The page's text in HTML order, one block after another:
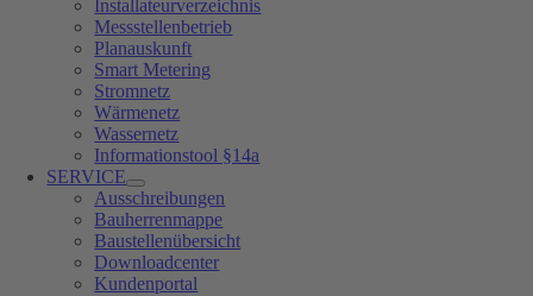
Installateurverzeichnis
Messstellenbetrieb
Planauskunft
Smart Metering
Stromnetz
Wärmenetz
Wassernetz
Informationstool §14a
SERVICE
Ausschreibungen
Bauherrenmappe
Baustellenübersicht
Downloadcenter
Kundenportal